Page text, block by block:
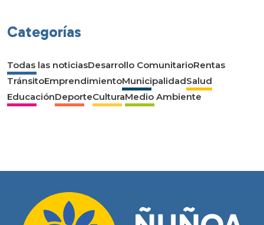
Categorías
Todas las noticiasDesarrollo ComunitarioRentas
TránsitoEmprendimientoMunicipalidadSalud
EducaciónDeporteCulturaMedio Ambiente